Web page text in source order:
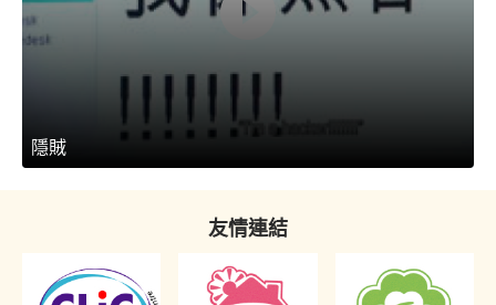
隱賊
友情連結